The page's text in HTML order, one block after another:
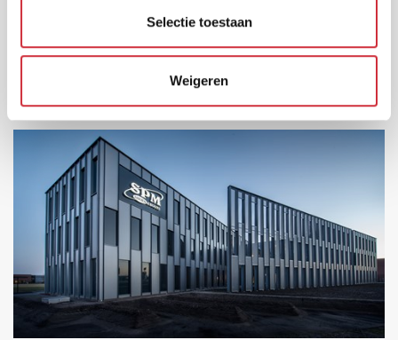
Selectie toestaan
Weigeren
Huis van de Gemeente Wijchen